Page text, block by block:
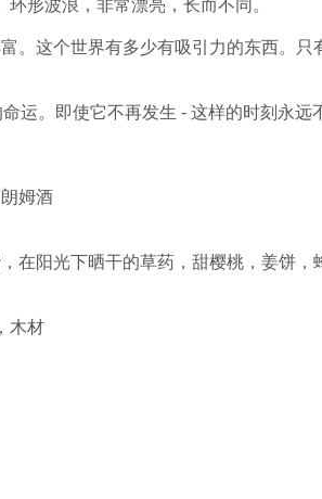
形波浪，非常漂亮，长而不同。
。这个世界有多少有吸引力的东西。只
运。即使它不再发生 - 这样的时刻永远
姆酒
在阳光下晒干的草药，甜樱桃，姜饼，
木材